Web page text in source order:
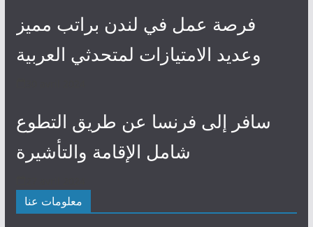
فرصة عمل في لندن براتب مميز
وعديد الامتيازات لمتحدثي العربية
سافر إلى فرنسا عن طريق التطوع
شامل الإقامة والتأشيرة
معلومات عنا